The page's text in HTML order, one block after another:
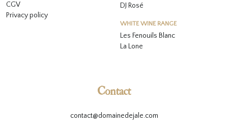
CGV
Privacy policy
DJ Rosé
WHITE WINE RANGE
Les Fenouils Blanc
La Lone
Contact
contact@domainedejale.com